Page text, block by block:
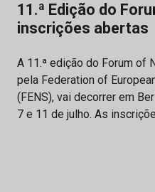
11.ª Edição do
inscrições abertas
A 11.ª edição do Forum of
pela Federation of
(FENS), vai decorrer em
7 e 11 de julho. As